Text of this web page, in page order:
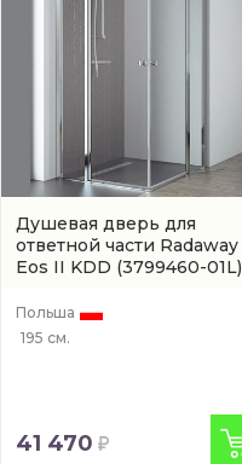
Душевая дверь для
ответной части Radaway
Eos II KDD (3799460-01L)
Польша
195 см.
41 470